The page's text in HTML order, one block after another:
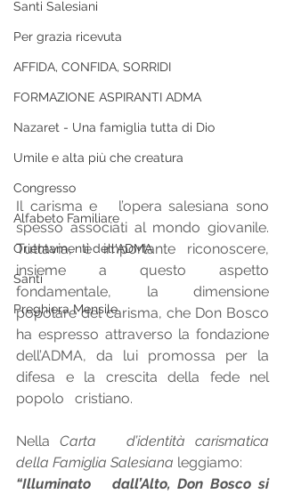
Santi Salesiani
Per grazia ricevuta
AFFIDA, CONFIDA, SORRIDI
FORMAZIONE ASPIRANTI ADMA
Nazaret - Una famiglia tutta di Dio
Umile e alta più che creatura
Congresso
Alfabeto Familiare
Orientamenti dell'ADMA
Santi
Preghiera Mensile
Il carisma e   l’opera salesiana sono
spesso associati al mondo giovanile.
Tuttavia, è importante riconoscere,
insieme a questo aspetto
fondamentale, la dimensione
popolare del carisma, che Don Bosco
ha espresso attraverso la fondazione
dell’ADMA, da lui promossa per la
difesa e la crescita della fede nel
popolo   cristiano.
Nella Carta   d’identità carismatica
della Famiglia Salesiana leggiamo:
“Illuminato   dall’Alto, Don Bosco si